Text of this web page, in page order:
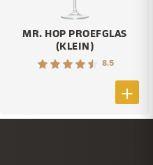
MR. HOP PROEFGLAS
(KLEIN)
8.5